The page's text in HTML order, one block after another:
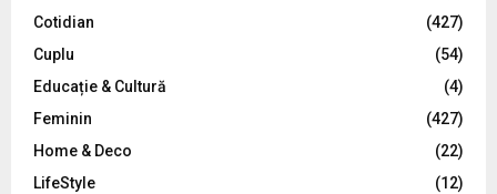
:
C
Cotidian
(427)
Cuplu
(54)
Educație & Cultură
(4)
Feminin
(427)
Home & Deco
(22)
LifeStyle
(12)